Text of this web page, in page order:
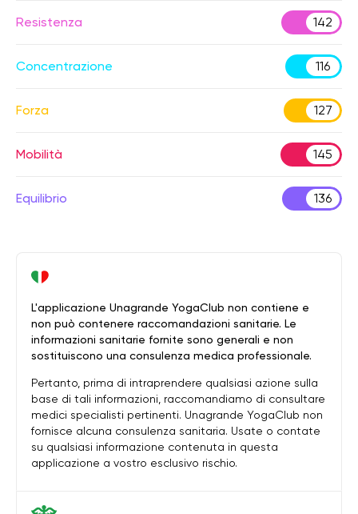
Resistenza 142
Concentrazione 116
Forza 127
Mobilità 145
Equilibrio 136
L'applicazione Unagrande YogaClub non contiene e
non può contenere raccomandazioni sanitarie. Le
informazioni sanitarie fornite sono generali e non
sostituiscono una consulenza medica professionale.
Pertanto, prima di intraprendere qualsiasi azione sulla
base di tali informazioni, raccomandiamo di consultare
medici specialisti pertinenti. Unagrande YogaClub non
fornisce alcuna consulenza sanitaria. Usate o contate
su qualsiasi informazione contenuta in questa
applicazione a vostro esclusivo rischio.